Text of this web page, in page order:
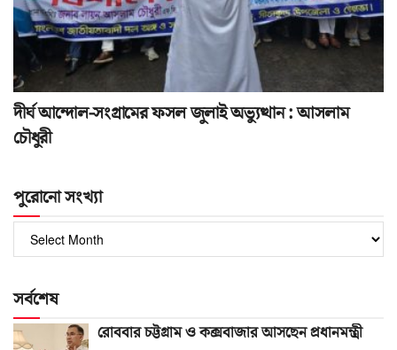
দীর্ঘ আন্দোল-সংগ্রামের ফসল জুলাই অভ্যুত্থান : আসলাম
চৌধুরী
পুরোনো সংখ্যা
সংখ্যা
সর্বশেষ
রোববার চট্টগ্রাম ও কক্সবাজার আসছেন প্রধানমন্ত্রী